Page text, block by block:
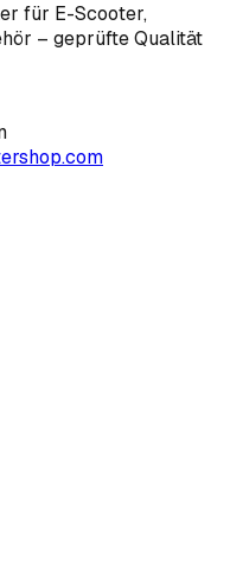
für E-Scooter,
– geprüfte Qualität